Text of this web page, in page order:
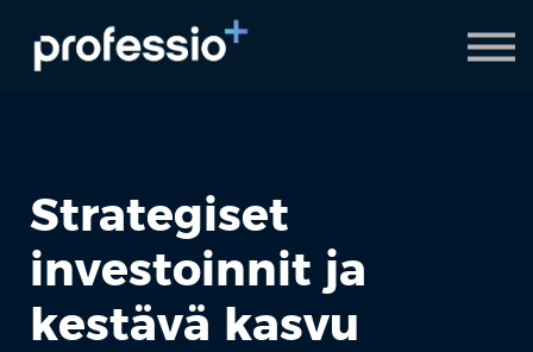
AI Coach
Pyydä demo
Strategiset
investoinnit ja
kestävä kasvu